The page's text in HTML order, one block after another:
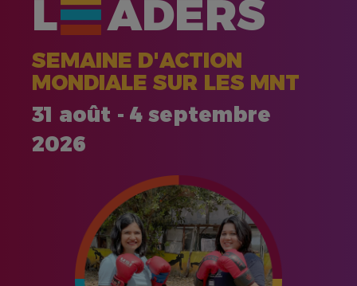
L
ADERS
SEMAINE D'ACTION
MONDIALE SUR LES MNT
31 août - 4 septembre
2026